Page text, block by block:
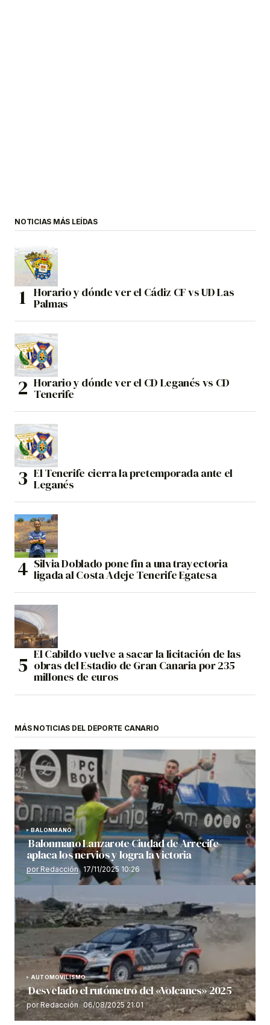
NOTICIAS MÁS LEÍDAS
Horario y dónde ver el Cádiz CF vs UD Las
Palmas
Horario y dónde ver el CD Leganés vs CD
Tenerife
El Tenerife cierra la pretemporada ante el
Leganés
Silvia Doblado pone fin a una trayectoria
ligada al Costa Adeje Tenerife Egatesa
El Cabildo vuelve a sacar la licitación de las
obras del Estadio de Gran Canaria por 235
millones de euros
MÁS NOTICIAS DEL DEPORTE CANARIO
BALONMANO
Balonmano Lanzarote Ciudad de Arrecife
aplaca los nervios y logra la victoria
por Redacción 17/11/2025 10:26
AUTOMOVILISMO
Desvelado el rutómetro del «Volcanes» 2025
por Redacción 06/08/2025 21:01